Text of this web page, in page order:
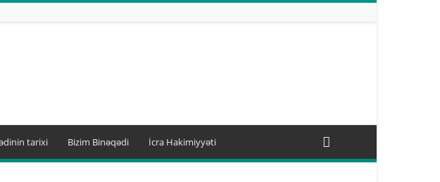
tarixi Bizim Binəqədi İcra Hakimiyyəti